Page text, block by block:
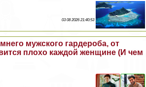
03 08 2026 21:40:53
мужского гардероба, от
плохо каждой женщине (И чем